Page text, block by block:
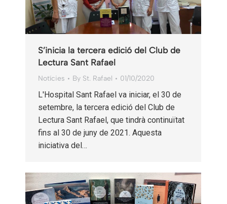
S’inicia la tercera edició del Club de
Lectura Sant Rafael
Notícies By St. Rafael 01/10/2020
L'Hospital Sant Rafael va iniciar, el 30 de
setembre, la tercera edició del Club de
Lectura Sant Rafael, que tindrà continuïtat
fins al 30 de juny de 2021. Aquesta
iniciativa del…